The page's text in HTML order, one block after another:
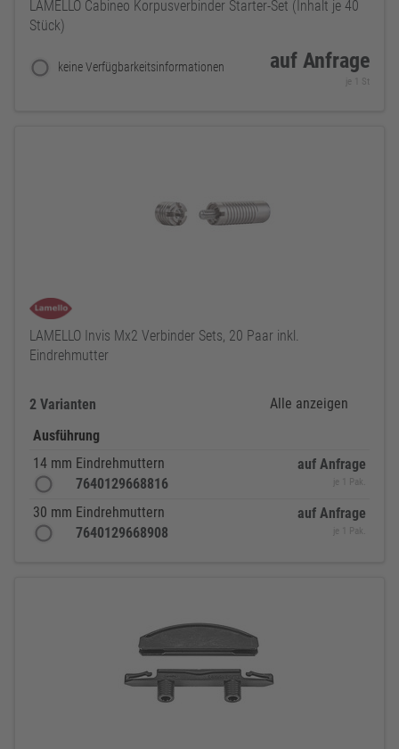
LAMELLO Cabineo Korpusverbinder Starter-Set (Inhalt je 40
Stück)
keine Verfügbarkeitsinformationen auf Anfrage
je 1 St
LAMELLO Invis Mx2 Verbinder Sets, 20 Paar inkl.
Eindrehmutter
2 Varianten
Alle anzeigen
Ausführung
14 mm Eindrehmuttern
7640129668816
auf Anfrage
je 1 Pak.
30 mm Eindrehmuttern
7640129668908
auf Anfrage
je 1 Pak.